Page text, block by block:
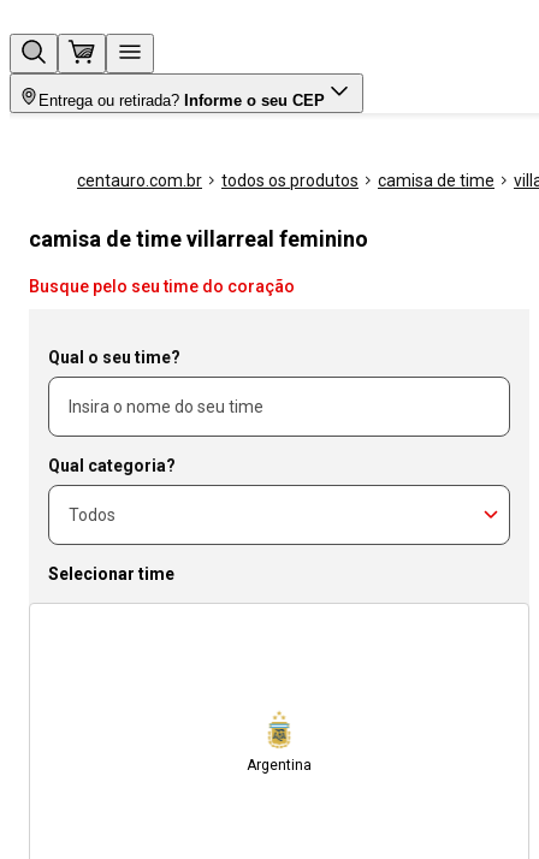
Entrega ou retirada? Informe o seu CEP
centauro.com.br todos os produtos camisa de time
camisa de time villarreal feminino
Busque pelo seu time do coração
Qual o seu time?
Qual categoria?
Selecionar time
Argentina